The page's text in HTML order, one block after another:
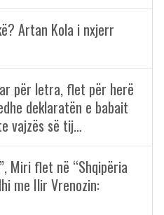
Artan Kola i nxjerr
për letra, flet për herë
deklaratën e babait
vajzës së tij…
Miri flet në “Shqipëria
me Ilir Vrenozin: